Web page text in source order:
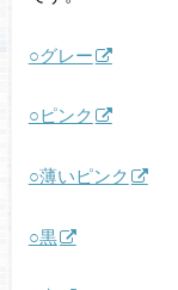
○グレー
○ピンク
○薄いピンク
○黒